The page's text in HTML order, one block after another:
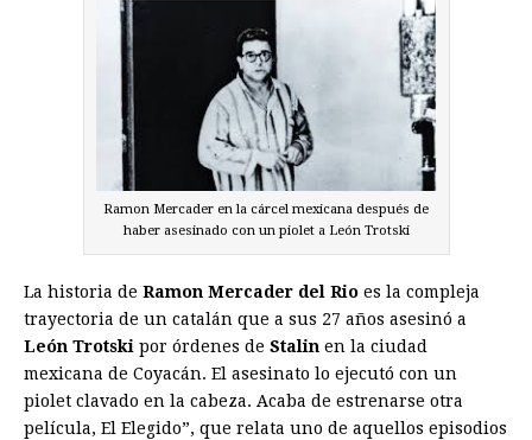
Ramon Mercader en la cárcel mexicana después de
haber asesinado con un piolet a León Trotski
La historia de Ramon Mercader del Rio es la compleja
trayectoria de un catalán que a sus 27 años asesinó a
León Trotski por órdenes de Stalin en la ciudad
mexicana de Coyacán. El asesinato lo ejecutó con un
piolet clavado en la cabeza. Acaba de estrenarse otra
película, El Elegido”, que relata uno de aquellos episodios